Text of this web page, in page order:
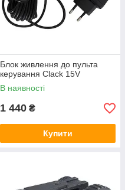
Блок живлення до пульта
керування Clack 15V
В наявності
1 440 ₴
Купити